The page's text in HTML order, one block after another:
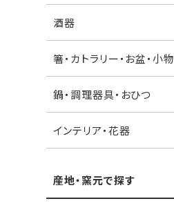
酒器
箸・カトラリー・お盆・小物
鍋・調理器具・おひつ
インテリア・花器
産地・窯元で探す